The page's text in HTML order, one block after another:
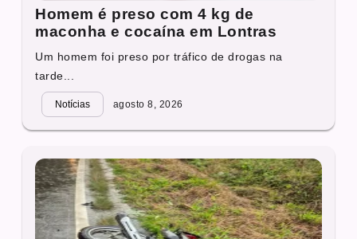
Homem é preso com 4 kg de
maconha e cocaína em Lontras
Um homem foi preso por tráfico de drogas na
tarde...
Notícias agosto 8, 2026